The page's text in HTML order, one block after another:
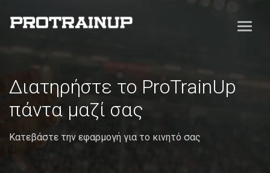
Διατηρήστε το ProTrainUp
πάντα μαζί σας
Κατεβάστε την εφαρμογή για το κινητό σας